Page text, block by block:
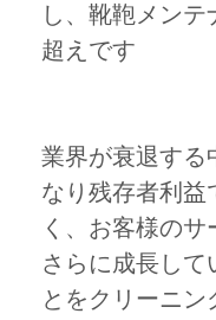
し、靴鞄メンテ
超えです
業界が衰退する
なり残存者利益
く、お客様の
さらに成長して
とをクリーニン